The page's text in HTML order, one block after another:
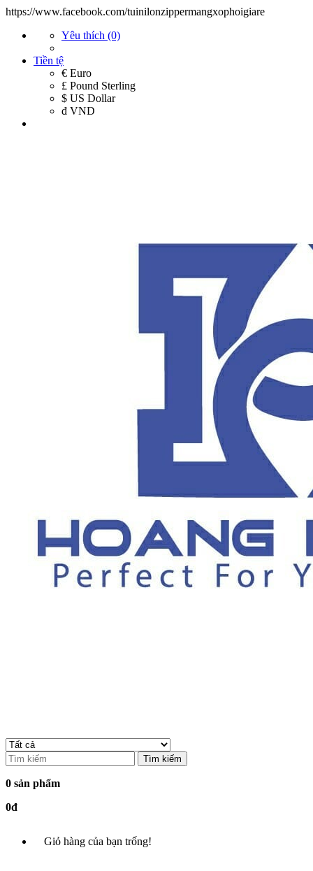
https://www.facebook.com/tuinilonzippermangxophoigiare
Yêu thích (0)
Tiền tệ
€ Euro
£ Pound Sterling
$ US Dollar
đ VND
Tìm kiếm
0 sản phẩm
0đ
Giỏ hàng của bạn trống!